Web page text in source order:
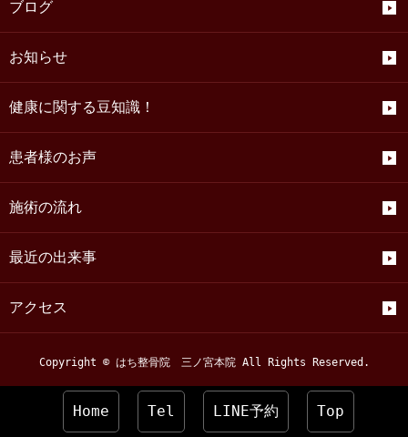
ブログ
お知らせ
健康に関する豆知識！
患者様のお声
施術の流れ
最近の出来事
アクセス
Copyright © はち整骨院 三ノ宮本院 All Rights Reserved.
Home Tel LINE予約 Top